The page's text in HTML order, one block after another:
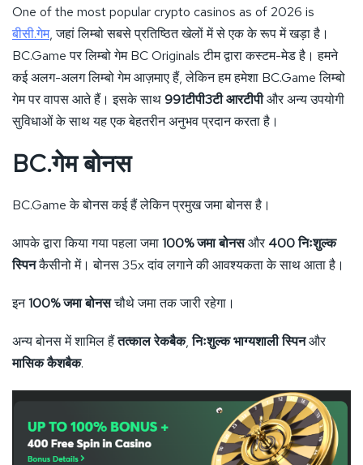
One of the most popular crypto casinos as of 2026 is
बीसी.गेम, जहां लिम्बो सबसे प्रतिष्ठित खेलों में से एक के रूप में खड़ा है।
BC.Game पर लिम्बो गेम BC Originals टीम द्वारा कस्टम-मेड है। हमने
कई अलग-अलग लिम्बो गेम आज़माए हैं, लेकिन हम हमेशा BC.Game लिम्बो
गेम पर वापस आते हैं। इसके साथ991टीपी3टी आरटीपीऔर अन्य उपयोगी
सुविधाओं के साथ यह एक बेहतरीन अनुभव प्रदान करता है।
BC.गेम बोनस
BC.Game के बोनस कई हैं लेकिन प्रमुख जमा बोनस है।
आपके द्वारा किया गया पहला जमा100% जमा बोनसऔर 400 निःशुल्क
स्पिनकैसीनो में। बोनस 35x दांव लगाने की आवश्यकता के साथ आता है।
इन100% जमा बोनसचौथे जमा तक जारी रहेगा।
अन्य बोनस में शामिल हैंतत्काल रेकबैक,निःशुल्क भाग्यशाली स्पिनऔर
मासिक कैशबैक.